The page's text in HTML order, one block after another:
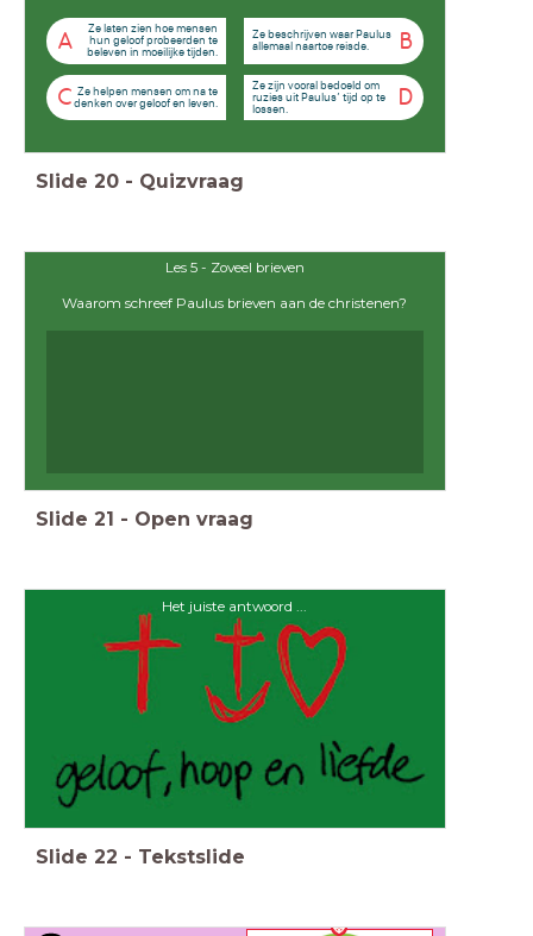
A
Ze laten zien hoe mensen
hun geloof probeerden te
beleven in moeilijke tijden.
B
Ze beschrijven waar Paulus
allemaal naartoe reisde.
C Ze helpen mensen om na te
denken over geloof en leven.
D
Ze zijn vooral bedoeld om
ruzies uit Paulus’ tijd op te
lossen.
Slide 20 - Quizvraag
Les 5 - Zoveel brieven
Waarom schreef Paulus brieven aan de christenen?
Slide 21 - Open vraag
Het juiste antwoord ...
Slide 22 - Tekstslide